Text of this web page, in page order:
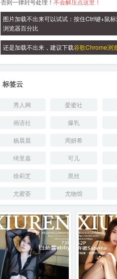
否则一律封号处理！ 不会解压点这里！
图片加载不出来可以试试：按住Ctrl键+鼠
浏览器百分比
还是加载不出来，建议下载谷歌Chrome浏
标签云
秀人网 爱蜜社
画语社 爆乳
杨晨晨 周妍希
绮里嘉 可儿
徐莉芝 黑丝
尤蜜荟 尤物馆